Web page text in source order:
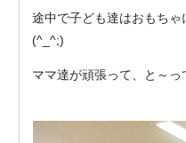
途中で子ども達はおもち
(^_^;)
ママ達が頑張って、と～